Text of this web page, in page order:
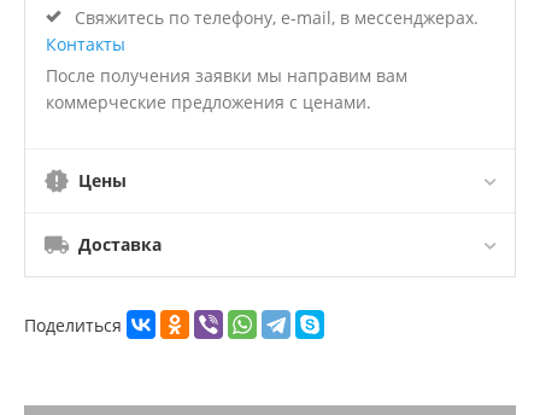
Свяжитесь по телефону, e-mail, в мессенджерах.
Контакты
После получения заявки мы направим вам
коммерческие предложения с ценами.
Цены
Доставка
Поделиться